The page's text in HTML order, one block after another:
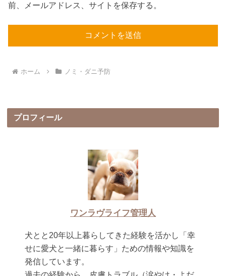
前、メールアドレス、サイトを保存する。
ホーム ノミ・ダニ予防
プロフィール
ワンラヴライフ管理人
犬とと20年以上暮らしてきた経験を活かし「幸
せに愛犬と一緒に暮らす」ための情報や知識を
発信しています。